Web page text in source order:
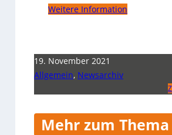
Weitere Information
19. November 2021
Allgemein, Newsarchiv
Mehr zum Thema